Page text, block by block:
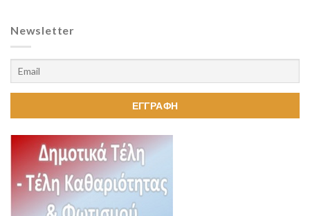
Newsletter